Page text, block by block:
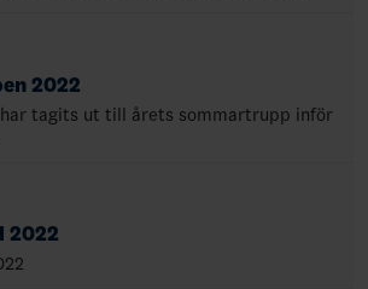
2022
har tagits ut till årets sommartrupp inför
2022